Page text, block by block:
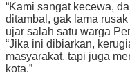
“Kami sangat kecewa,
ditambal, gak lama
ujar salah satu warga
“Jika ini dibiarkan,
masyarakat, tapi juga
kota.”